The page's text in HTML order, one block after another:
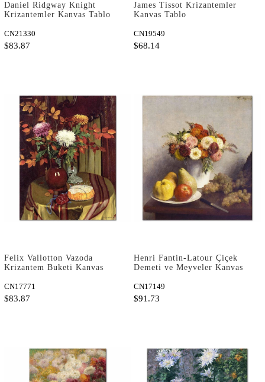
Daniel Ridgway Knight
Krizantemler Kanvas Tablo
CN21330
$83.87
James Tissot Krizantemler
Kanvas Tablo
CN19549
$68.14
Felix Vallotton Vazoda
Krizantem Buketi Kanvas
CN17771
$83.87
Henri Fantin-Latour Çiçek
Demeti ve Meyveler Kanvas
CN17149
$91.73